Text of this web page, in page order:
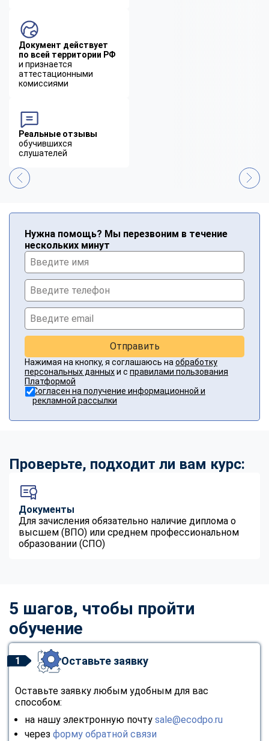
Документ действует
по всей территории РФ
и признается
аттестационными
комиссиями
Реальные отзывы
обучившихся
слушателей
Нужна помощь? Мы перезвоним в течение
нескольких минут
Отправить
Нажимая на кнопку, я соглашаюсь на обработку
персональных данныхи с правилами пользования
Платформой
Согласен на получение информационной и
рекламной рассылки
Проверьте, подходит ли вам курс:
Документы
Для зачисления обязательно наличие диплома о
высшем (ВПО) или среднем профессиональном
образовании (СПО)
5 шагов, чтобы пройти
обучение
1 Оставьте заявку
Оставьте заявку любым удобным для вас
способом:
на нашу электронную почту sale@ecodpo.ru
через форму обратной связи